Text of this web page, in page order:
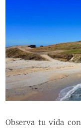
Observa tu vida